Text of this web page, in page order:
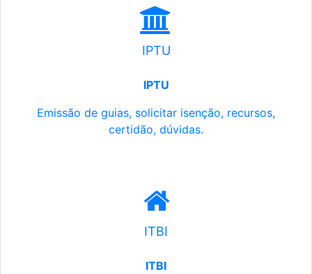
IPTU
IPTU
Emissão de guias, solicitar isenção, recursos,
certidão, dúvidas.
ITBI
ITBI